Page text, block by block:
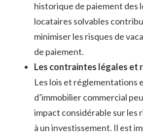
historique de paiement des⁣
locataires solvables
minimiser les risques de
de paiement.
Les contraintes ​légales et
Les lois et réglementations
d’immobilier commercial
impact considérable sur les
à un investissement. Il⁣ est